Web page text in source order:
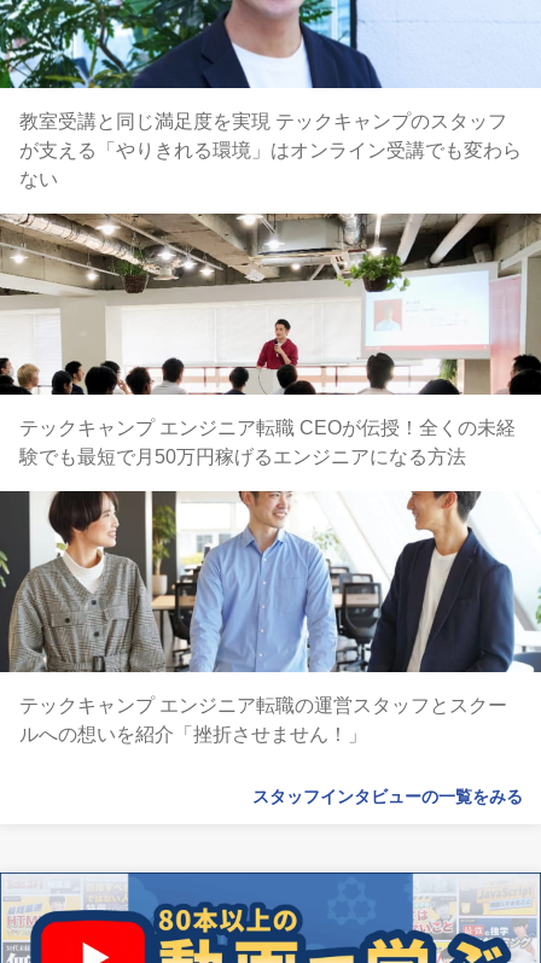
教室受講と同じ満足度を実現 テックキャンプのスタッフ
が支える「やりきれる環境」はオンライン受講でも変わら
ない
テックキャンプ エンジニア転職 CEOが伝授！全くの未経
験でも最短で月50万円稼げるエンジニアになる方法
テックキャンプ エンジニア転職の運営スタッフとスクー
ルへの想いを紹介「挫折させません！」
スタッフインタビューの一覧をみる